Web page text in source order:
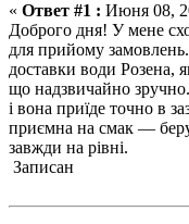
« Ответ #1 : Июня 08,
Доброго дня! У мене
для прийому
доставки води Розена,
що надзвичайно
і вона приїде точно в
приємна на смак — беру
завжди на рівні.
Записан